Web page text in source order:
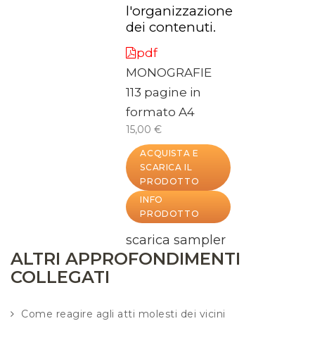
l'organizzazione
dei contenuti.
pdf
MONOGRAFIE
113 pagine in
formato A4
15,00 €
ACQUISTA E
SCARICA IL
PRODOTTO
INFO
PRODOTTO
scarica sampler
ALTRI APPROFONDIMENTI
COLLEGATI
Come reagire agli atti molesti dei vicini